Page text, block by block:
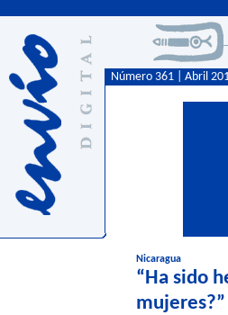
Número 361 | Abril
Nicaragua
“Ha sido
mujeres?”